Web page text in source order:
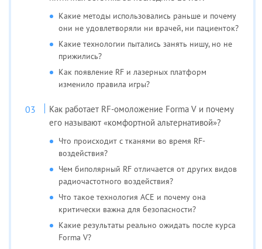
Какие методы использовались раньше и почему
они не удовлетворяли ни врачей, ни пациенток?
Какие технологии пытались занять нишу, но не
прижились?
Как появление RF и лазерных платформ
изменило правила игры?
Как работает RF-омоложение Forma V и почему
его называют «комфортной альтернативой»?
Что происходит с тканями во время RF-
воздействия?
Чем биполярный RF отличается от других видов
радиочастотного воздействия?
Что такое технология ACE и почему она
критически важна для безопасности?
Какие результаты реально ожидать после курса
Forma V?